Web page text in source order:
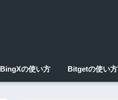
BingXの使い方 Bitgetの使い方